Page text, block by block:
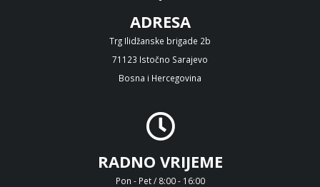
ADRESA
Trg Ilidžanske brigade 2b
71123 Istočno Sarajevo
Bosna i Hercegovina
RADNO VRIJEME
Pon - Pet / 8:00 - 16:00